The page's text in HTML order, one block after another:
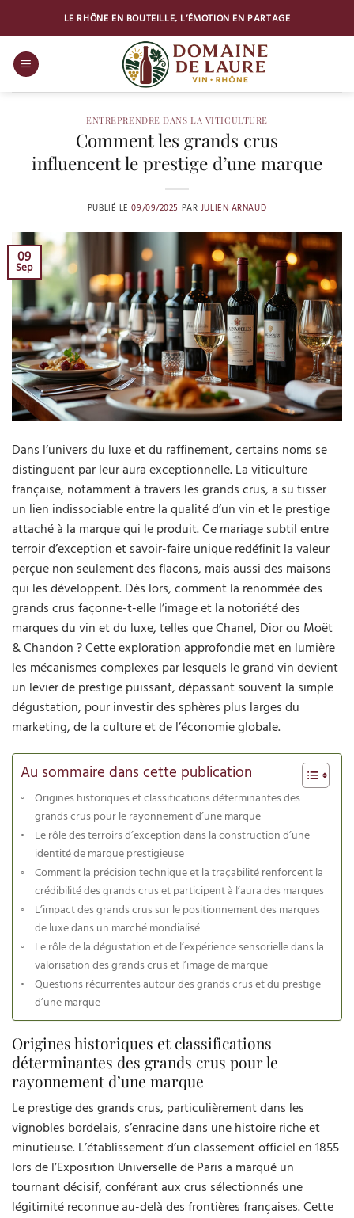
contenu
LE RHÔNE EN BOUTEILLE, L’ÉMOTION EN PARTAGE
ENTREPRENDRE DANS LA VITICULTURE
Comment les grands crus
influencent le prestige d’une marque
PUBLIÉ LE09/09/2025 PAR JULIEN ARNAUD
09
Sep
Dans l’univers du luxe et du raffinement, certains noms se
distinguent par leur aura exceptionnelle. La viticulture
française, notamment à travers les grands crus, a su tisser
un lien indissociable entre la qualité d’un vin et le prestige
attaché à la marque qui le produit. Ce mariage subtil entre
terroir d’exception et savoir-faire unique redéfinit la valeur
perçue non seulement des flacons, mais aussi des maisons
qui les développent. Dès lors, comment la renommée des
grands crus façonne-t-elle l’image et la notoriété des
marques du vin et du luxe, telles que Chanel, Dior ou Moët
& Chandon ? Cette exploration approfondie met en lumière
les mécanismes complexes par lesquels le grand vin devient
un levier de prestige puissant, dépassant souvent la simple
dégustation, pour investir des sphères plus larges du
marketing, de la culture et de l’économie globale.
Au sommaire dans cette publication
Origines historiques et classifications déterminantes des
grands crus pour le rayonnement d’une marque
Le rôle des terroirs d’exception dans la construction d’une
identité de marque prestigieuse
Comment la précision technique et la traçabilité renforcent la
crédibilité des grands crus et participent à l’aura des marques
L’impact des grands crus sur le positionnement des marques
de luxe dans un marché mondialisé
Le rôle de la dégustation et de l’expérience sensorielle dans la
valorisation des grands crus et l’image de marque
Questions récurrentes autour des grands crus et du prestige
d’une marque
Origines historiques et classifications
déterminantes des grands crus pour le
rayonnement d’une marque
Le prestige des grands crus, particulièrement dans les
vignobles bordelais, s’enracine dans une histoire riche et
minutieuse. L’établissement d’un classement officiel en 1855
lors de l’Exposition Universelle de Paris a marqué un
tournant décisif, conférant aux crus sélectionnés une
légitimité reconnue au-delà des frontières françaises. Cette